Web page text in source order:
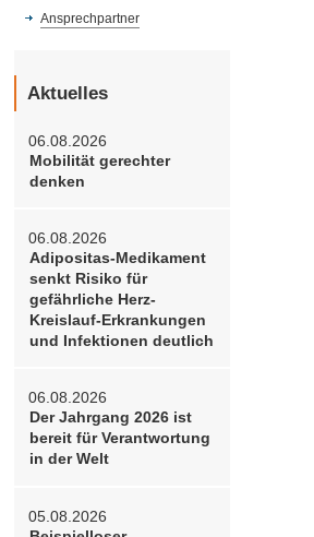
Ansprechpartner
Aktuelles
06.08.2026
Mobilität gerechter
denken
06.08.2026
Adipositas-Medikament
senkt Risiko für
gefährliche Herz-
Kreislauf-Erkrankungen
und Infektionen deutlich
06.08.2026
Der Jahrgang 2026 ist
bereit für Verantwortung
in der Welt
05.08.2026